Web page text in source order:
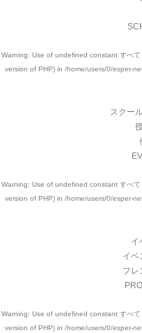
Warning: Use of undefined constant すべ
version of PHP) in /home/users/0/esper-
スクー
Warning: Use of undefined constant すべ
version of PHP) in /home/users/0/esper-
イ
イベ
フレ
Warning: Use of undefined constant すべ
version of PHP) in /home/users/0/esper-